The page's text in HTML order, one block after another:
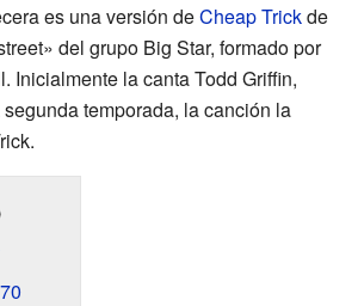
es una versión deCheap Trickde
del grupo Big Star, formado por
Inicialmente la canta Todd Griffin,
temporada, la canción la